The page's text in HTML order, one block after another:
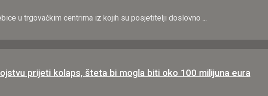
u trgovačkim centrima iz kojih su posjetitelji doslovno ...
prijeti kolaps, šteta bi mogla biti oko 100 milijuna eura